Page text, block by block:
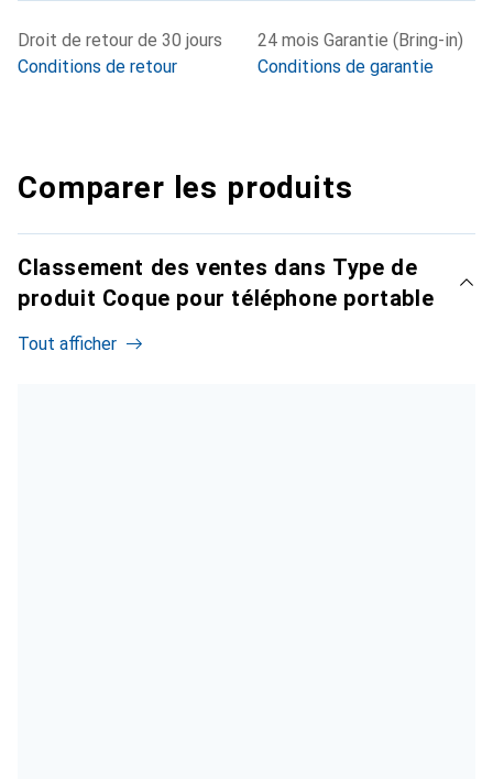
Droit de retour de 30 jours
Conditions de retour
24 mois Garantie (Bring-in)
Conditions de garantie
Comparer les produits
Classement des ventes dans Type de
produit Coque pour téléphone portable
Tout afficher